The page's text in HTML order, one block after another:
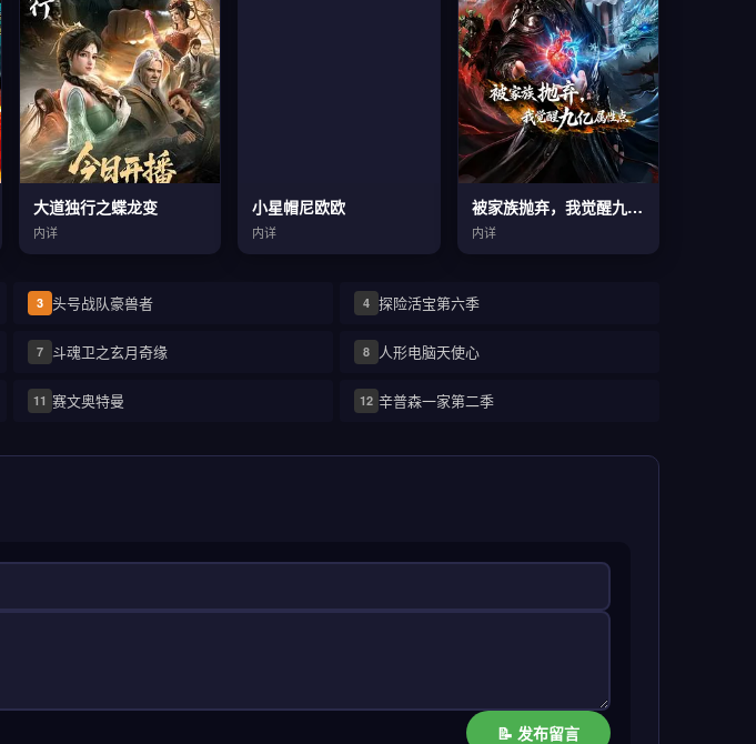
大道独行之蝶龙变
内详
小星帽尼欧欧
内详
被家族抛弃，我觉醒九亿属性点
内详
3 头号战队豪兽者 4 探险活宝第六季
7 斗魂卫之玄月奇缘 8 人形电脑天使心
11 赛文奥特曼 12 辛普森一家第二季
📝 发布留言